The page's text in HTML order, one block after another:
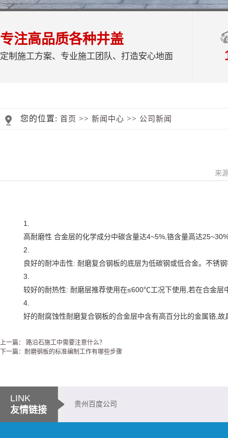
专注高品质各种井盖
定制施工方案、专业施工团队、打造安心地面
您的位置: 首页 >> 新闻中心 >> 公司新闻
来
1.
高耐磨性 合金层的化学成分中碳含量达4~5%,铬含量高达
2.
良好的耐冲击性: 耐磨复合钢板的底层为低碳钢或低合金。不锈
3.
较好的耐热性: 耐磨层推荐使用在≤600℃工况下使用,若在合金层
4.
好的耐腐蚀性耐磨复合钢板的合金层中含有高百分比的金属铬,
上一篇： 路沿石施工中需要注意什么？
下一篇：耐磨钢板的标准编制工作有哪些步骤
LINK
友情链接
贵州百度公司